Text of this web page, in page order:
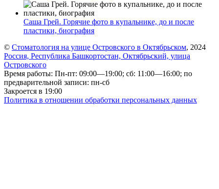
Саша Грей. Горячие фото в купальнике, до и после
пластики, биография
© Стоматология на улице Островского в Октябрьском, 2024
Россия, Республика Башкортостан, Октябрьский, улица
Островского
Время работы: Пн-пт: 09:00—19:00; сб: 11:00—16:00; по
предварительной записи: пн-сб
Закроется в 19:00
Политика в отношении обработки персональных данных